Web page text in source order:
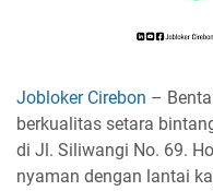
Jobloker Cirebon –
berkualitas setara
di Jl. Siliwangi No. 69.
nyaman dengan lantai